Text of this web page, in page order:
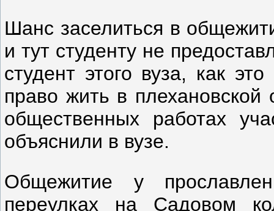
Шанс заселиться в
и тут студенту не
студент этого вуза, как
право жить в
общественных работах
объяснили в вузе.
Общежитие у
переулках на Садовом